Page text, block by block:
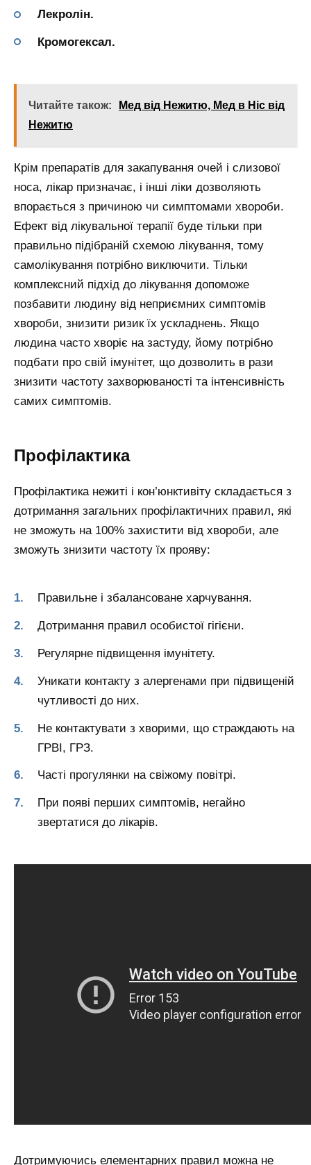
Лекролін.
Кромогексал.
Читайте також:
Мед від Нежитю, Мед в Ніс від
Нежитю
Крім препаратів для закапування очей і слизової
носа, лікар призначає, і інші ліки дозволяють
впорається з причиною чи симптомами хвороби.
Ефект від лікувальної терапії буде тільки при
правильно підібраній схемою лікування, тому
самолікування потрібно виключити. Тільки
комплексний підхід до лікування допоможе
позбавити людину від неприємних симптомів
хвороби, знизити ризик їх ускладнень. Якщо
людина часто хворіє на застуду, йому потрібно
подбати про свій імунітет, що дозволить в рази
знизити частоту захворюваності та інтенсивність
самих симптомів.
Профілактика
Профілактика нежиті і кон’юнктивіту складається з
дотримання загальних профілактичних правил, які
не зможуть на 100% захистити від хвороби, але
зможуть знизити частоту їх прояву:
Правильне і збалансоване харчування.
Дотримання правил особистої гігієни.
Регулярне підвищення імунітету.
Уникати контакту з алергенами при підвищеній
чутливості до них.
Не контактувати з хворими, що страждають на
ГРВІ, ГРЗ.
Часті прогулянки на свіжому повітрі.
При появі перших симптомів, негайно
звертатися до лікарів.
Дотримуючись елементарних правил можна не